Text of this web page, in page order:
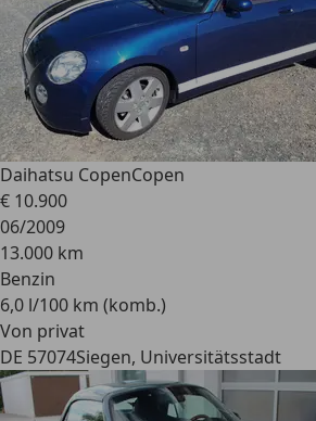
Daihatsu CopenCopen
€ 10.900
06/2009
13.000 km
Benzin
6,0 l/100 km (komb.)
Von privat
DE 57074Siegen, Universitätsstadt